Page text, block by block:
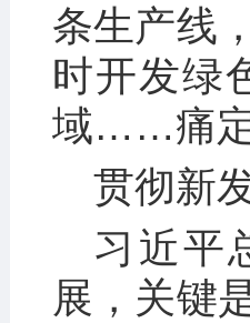
条生产线
时开发绿
域……痛定
贯彻新
习近平
展，关键